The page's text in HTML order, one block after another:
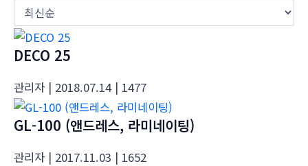
DECO 25
관리자 | 2018.07.14 | 1477
GL-100 (앤드레스, 라미네이팅)
관리자 | 2017.11.03 | 1652